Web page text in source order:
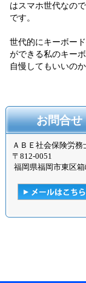
はスマホ世代なの
です。
世代的にキーボー
ができる私のキー
自慢してもいいの
お問合せ
ＡＢＥ社会保険労務
〒 812-0051
福岡県福岡市東区